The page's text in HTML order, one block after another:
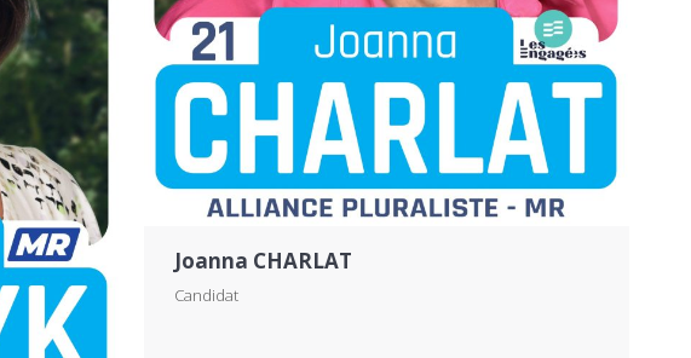
Joanna CHARLAT
Candidat